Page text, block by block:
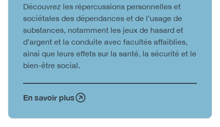
Body
Découvrez les répercussions personnelles et
sociétales des dépendances et de l’usage de
substances, notamment les jeux de hasard et
d’argent et la conduite avec facultés affaiblies,
ainsi que leurs effets sur la santé, la sécurité et le
bien-être social.
En savoir plus